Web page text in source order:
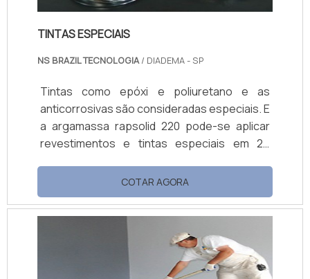
TINTAS ESPECIAIS
NS BRAZIL TECNOLOGIA/ DIADEMA - SP
Tintas como epóxi e poliuretano e as
anticorrosivas são consideradas especiais. E
a argamassa rapsolid 220 pode-se aplicar
revestimentos e tintas especiais em 24
Revestimentos. ...
COTAR AGORA